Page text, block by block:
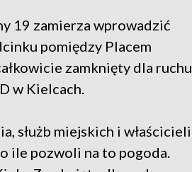
19 zamierza wprowadzić
pomiędzy Placem
zamknięty dla ruchu
w Kielcach.
służb miejskich i właścicieli
ile pozwoli na to pogoda.